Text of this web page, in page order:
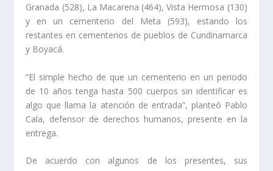
Granada (528), La Macarena (464), Vista Hermosa (130)
y en un cementerio del Meta (593), estando los
restantes en cementerios de pueblos de Cundinamarca
y Boyacá.
“El simple hecho de que un cementerio en un periodo
de 10 años tenga hasta 500 cuerpos sin identificar es
algo que llama la atención de entrada”, planteó Pablo
Cala, defensor de derechos humanos, presente en la
entrega.
De acuerdo con algunos de los presentes, sus